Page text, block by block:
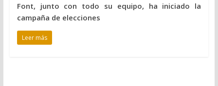
Font, junto con todo su equipo, ha iniciado la
campaña de elecciones
Leer más